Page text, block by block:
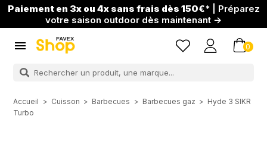
Paiement en 3x ou 4x sans frais dès 150€* | Préparez
votre saison outdoor dès maintenant →
 0
Accueil Cuisson Barbecues Barbecues gaz
Hyde 3 SIKR
Turbo